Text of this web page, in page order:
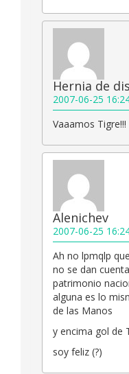
Hernia de
2007-06-25
Vaaamos Tigre!!!
Alenichev
2007-06-25
Ah no lpmqlp
no se dan
patrimonio
alguna es lo
de las Manos
y encima gol de
soy feliz (?)